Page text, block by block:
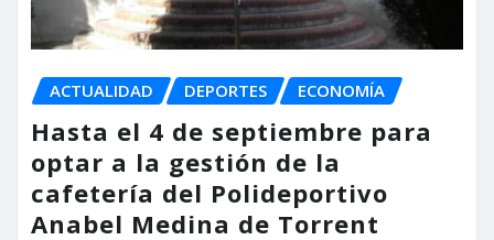
ACTUALIDAD DEPORTES ECONOMÍA
Hasta el 4 de septiembre para
optar a la gestión de la
cafetería del Polideportivo
Anabel Medina de Torrent